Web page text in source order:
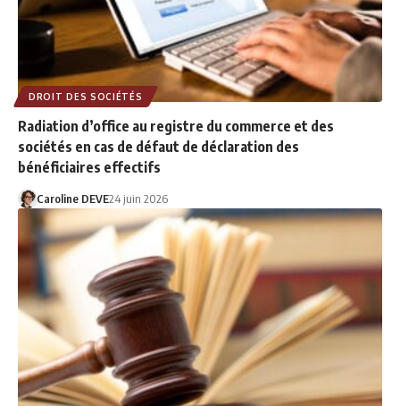
DROIT DES SOCIÉTÉS
Radiation d’office au registre du commerce et des
sociétés en cas de défaut de déclaration des
bénéficiaires effectifs
Caroline DEVE24 juin 2026